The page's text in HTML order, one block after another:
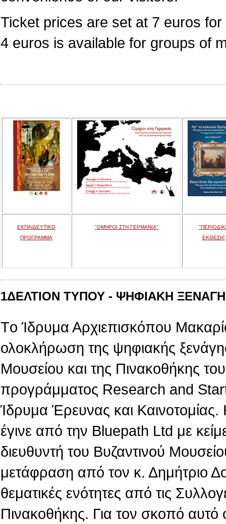
Ticket prices are set at 7 euros
4 euros is available for groups of
ΕΚΠΑΙΔΕΥΤΙΚΟ
ΠΡΟΓΡΑΜΜΑ
"ΟΜΗΡΟΙ ΣΤΗ ΓΕΡΜΑΝΙΑ"
ΕΚΘΕΣΗ"
1ΔΕΛΤΙΟΝ ΤΥΠΟΥ - ΨΗΦΙΑΚΗ
Tο Ίδρυμα Αρχιεπισκόπου
ολοκλήρωση της ψηφιακής
Μουσείου και της Πινακοθήκης
προγράμματος Research and
Ίδρυμα Έρευνας και
έγινε από την Βluepath Ltd με
διευθυντή του Βυζαντινού
μετάφραση από τον κ. Δημήτριο
θεματικές ενότητες από τις
Πινακοθήκης. Για τον σκοπό